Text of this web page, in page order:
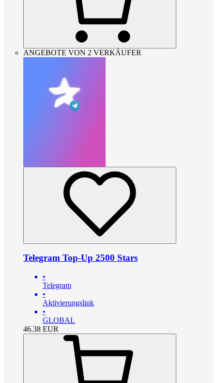
ANGEBOTE VON 2 VERKÄUFER
Telegram Top-Up 2500 Stars
•
Telegram
•
Aktivierungslink
•
GLOBAL
46.38 EUR